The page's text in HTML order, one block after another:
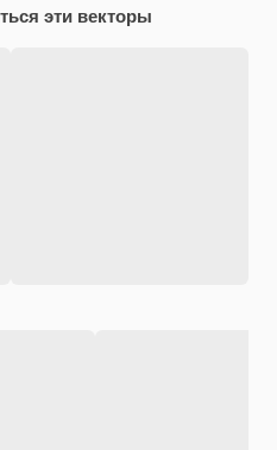
эти векторы